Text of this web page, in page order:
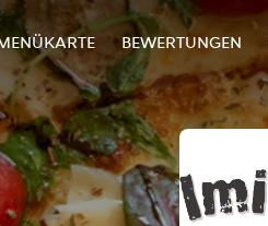
BEWERTUNGEN